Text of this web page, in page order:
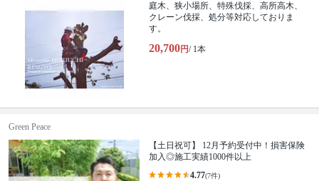
庭木、狭小場所、特殊伐採、高所高木、
クレーン伐採、処分等対応しておりま
す。
20,700円/ 1本
Green Peace
【土日祝可】 12月予約受付中！損害保険
加入◎施工実績1000件以上
4.77(7件)